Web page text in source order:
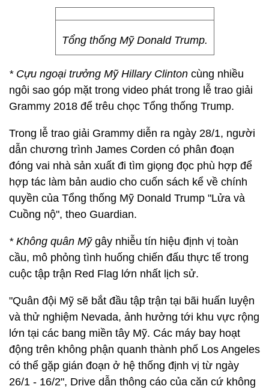
Tổng thống Mỹ Donald Trump.
* Cựu ngoại trưởng Mỹ Hillary Clinton cùng nhiều
ngôi sao góp mặt trong video phát trong lễ trao giải
Grammy 2018 để trêu chọc Tổng thống Trump.
Trong lễ trao giải Grammy diễn ra ngày 28/1, người
dẫn chương trình James Corden có phân đoạn
đóng vai nhà sản xuất đi tìm giọng đọc phù hợp để
hợp tác làm bản audio cho cuốn sách kể về chính
quyền của Tổng thống Mỹ Donald Trump "Lửa và
Cuồng nộ", theo Guardian.
* Không quân Mỹgây nhiễu tín hiệu định vị toàn
cầu, mô phỏng tình huống chiến đấu thực tế trong
cuộc tập trận Red Flag lớn nhất lịch sử.
"Quân đội Mỹ sẽ bắt đầu tập trận tại bãi huấn luyện
và thử nghiệm Nevada, ảnh hưởng tới khu vực rộng
lớn tại các bang miền tây Mỹ. Các máy bay hoạt
động trên không phận quanh thành phố Los Angeles
có thể gặp gián đoạn ở hệ thống định vị từ ngày
26/1 - 16/2", Drive dẫn thông cáo của căn cứ không